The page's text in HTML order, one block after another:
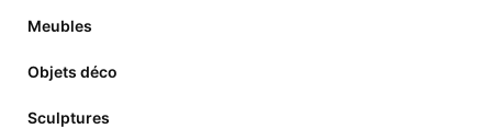
Meubles
Objets déco
Sculptures